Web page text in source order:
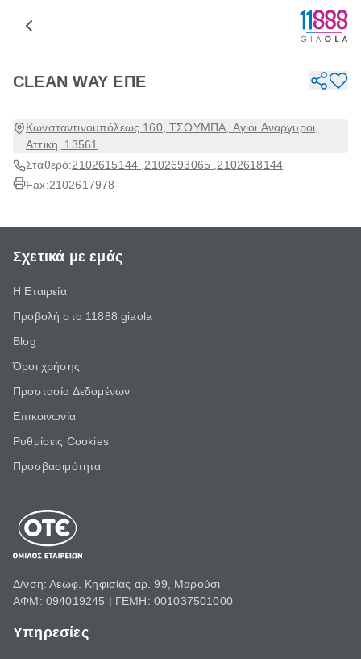
CLEAN WAY ΕΠΕ
Κωνσταντινουπόλεως 160, ΤΣΟΥΜΠΑ, Αγιοι Αναργυροι,
Αττικη, 13561
Σταθερό:2102615144 2102693065
2102618144
Fax:2102617978
Σχετικά με εμάς
Η Εταιρεία
Προβολή στο 11888 giaola
Blog
Όροι χρήσης
Προστασία Δεδομένων
Επικοινωνία
Ρυθμίσεις Cookies
Προσβασιμότητα
Δ/νση: Λεωφ. Κηφισίας αρ. 99, Μαρούσι
ΑΦΜ: 094019245 | ΓΕΜΗ: 001037501000
Υπηρεσίες